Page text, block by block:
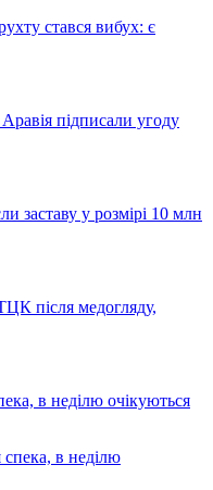
стався вибух: є
підписали угоду
заставу у розмірі 10 млн
після медогляду,
в неділю очікуються